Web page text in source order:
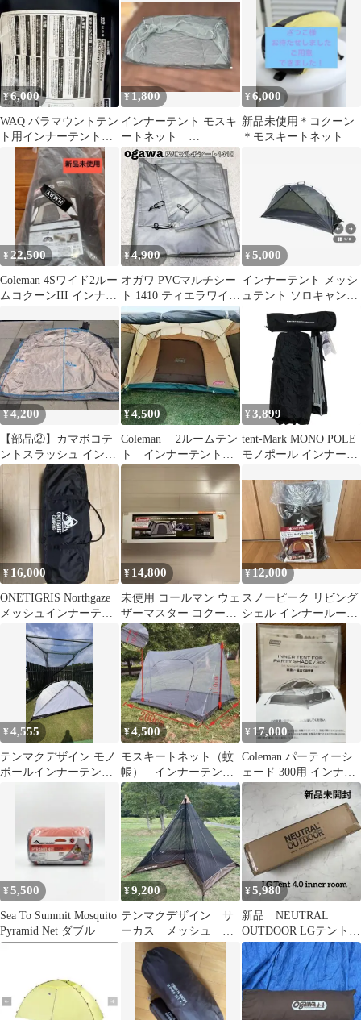
¥6,000
WAQ パラマウントテン
ト用インナーテント
WAQ-PDM1-1
¥1,800
インナーテント モスキ
ートネット
FLYFLYGO or
3FULGARE
¥6,000
新品未使用＊コクーン
＊モスキートネット
¥ 22,500
Coleman 4Sワイド2ルー
ムコクーンIII インナー
¥4,900
オガワ PVCマルチシー
ト 1410 ティエラワイド
用
¥5,000
インナーテント メッシ
ュテント ソロキャンプ
¥4,200
【部品②】カマボコテ
ントスラッシュ インナ
ーテント＆グランドシ
¥4,500
Coleman 2ルームテン
ト インナーテントの
み
¥ 3,899
tent-Mark MONO POLE
モノポール インナーテ
¥ 16,000
ONETIGRIS Northgaze
メッシュインナーテン
¥ 14,800
未使用 コールマン ウェ
ザーマスター コクーン
用コットンインナーテ
ント 廃番
¥12,000
スノーピーク リビング
シェル インナールーム
新品未使用 TP-512IR
¥4,555
テンマクデザイン モノ
ポールインナーテント
¥4,500
モスキートネット（蚊
帳） インナーテント
メッシュ
¥ 17,000
Coleman パーティーシ
ェード 300用 インナー
テント 夏休み価格
¥5,500
Sea To Summit Mosquito
Pyramid Net ダブル
¥9,200
テンマクデザイン サ
ーカス メッシュ イ
ンナーセット 4/5 ソ
¥5,980
新品 NEUTRAL
OUTDOOR LGテント
4.0用 インナールーム